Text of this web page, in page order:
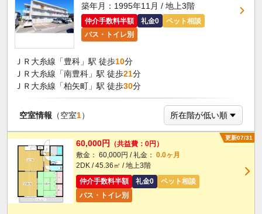
築年月：1995年11月 / 地上3階
仲介手数料半額 礼金0
ペット相談
バス・トイレ別
ＪＲ大糸線「豊科」駅 徒歩10分
ＪＲ大糸線「南豊科」駅 徒歩21分
ＪＲ大糸線「柏矢町」駅 徒歩30分
空室情報 （空室1）
更新07/31
60,000円 （共益費：0円）
敷金： 60,000円 / 礼金： 0.0ヶ月
2DK / 45.36㎡ / 地上3階
仲介手数料半額
礼金0
ペット相談
バス・トイレ別